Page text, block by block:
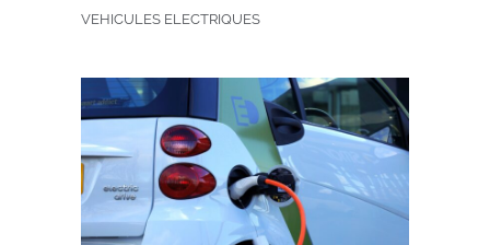
VEHICULES ELECTRIQUES